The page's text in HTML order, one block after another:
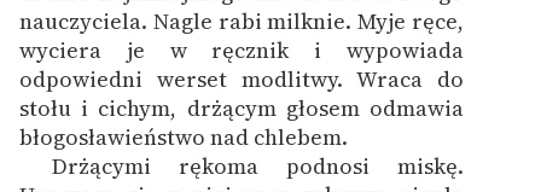
nauczyciela. Nagle rabi milknie. Myje ręce,
wyciera je w ręcznik i wypowiada
odpowiedni werset modlitwy. Wraca do
stołu i cichym, drżącym głosem odmawia
błogosławieństwo nad chlebem.
Drżącymi rękoma podnosi miskę.